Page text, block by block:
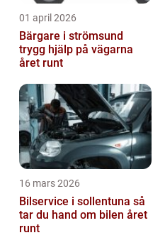
01 april 2026
Bärgare i strömsund
trygg hjälp på vägarna
året runt
16 mars 2026
Bilservice i sollentuna så
tar du hand om bilen året
runt